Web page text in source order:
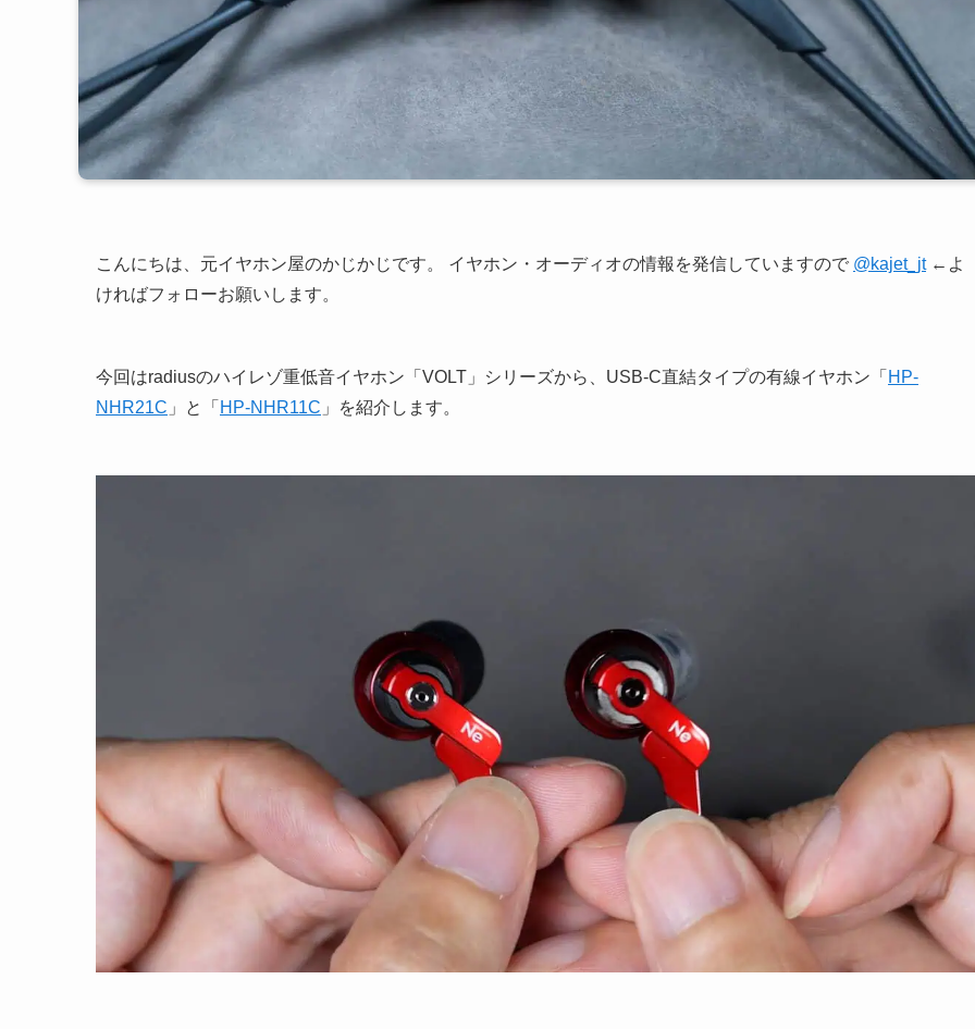
こんにちは、元イヤホン屋のかじかじです。 イヤホン・オーディオの情報を発信していますので @kajet_jt←よ
ければフォローお願いします。
今回はradiusのハイレゾ重低音イヤホン「VOLT」シリーズから、USB-C直結タイプの有線イヤホン「 HP-
NHR21C 」と「 HP-NHR11C 」を紹介します。